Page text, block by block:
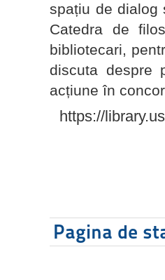
spațiu de dialog
Catedra de
bibliotecari,
discuta despre
acțiune în
https://
Pagina de